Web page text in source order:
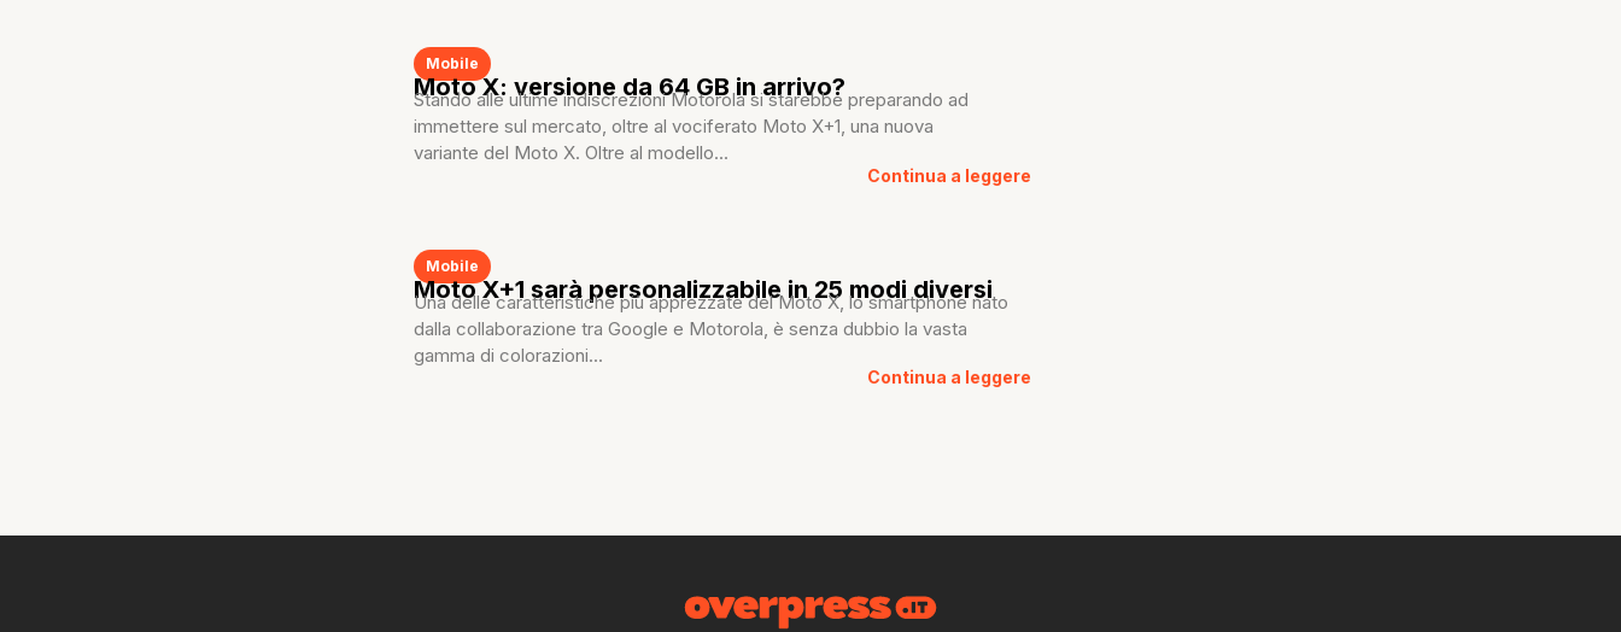
Mobile
Moto X: versione da 64 GB in arrivo?
Stando alle ultime indiscrezioni Motorola si starebbe preparando ad
immettere sul mercato, oltre al vociferato Moto X+1, una nuova
variante del Moto X. Oltre al modello...
Continua a leggere
Mobile
Moto X+1 sarà personalizzabile in 25 modi diversi
Una delle caratteristiche più apprezzate del Moto X, lo smartphone nato
dalla collaborazione tra Google e Motorola, è senza dubbio la vasta
gamma di colorazioni...
Continua a leggere